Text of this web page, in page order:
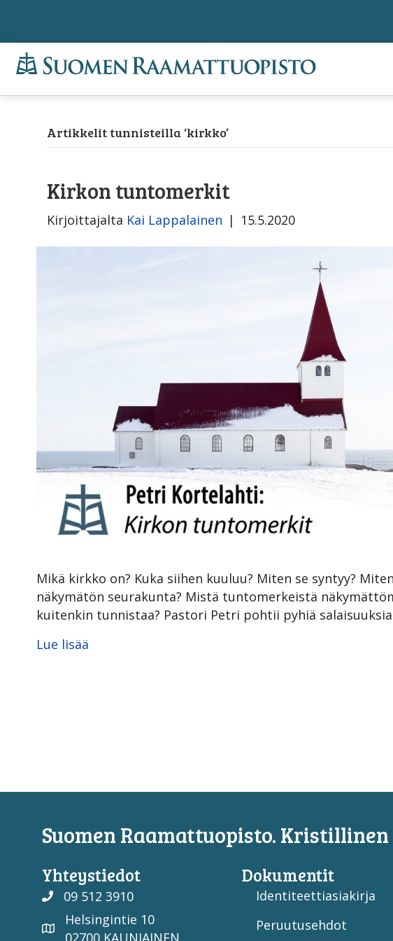
Artikkelit tunnisteilla ‘kirkko’
Kirkon tuntomerkit
Kirjoittajalta Kai Lappalainen | 15.5.2020
Mikä kirkko on? Kuka siihen kuuluu? Miten se syntyy?
näkymätön seurakunta? Mistä tuntomerkeistä
kuitenkin tunnistaa? Pastori Petri pohtii pyhiä salaisuuksia.
Lue lisää
Suomen Raamattuopisto.
Yhteystiedot
09 512 3910
Helsingintie 10
02700 KAUNIAINEN
Dokumentit
Identiteettiasiakirja
Peruutusehdot